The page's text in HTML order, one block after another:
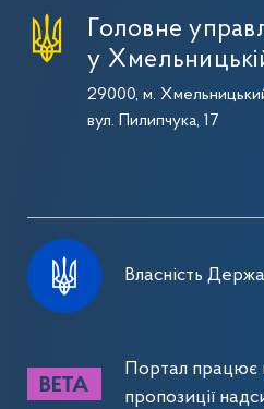
Головне
у
29000, м.
вул. Пилипчука, 17
Власність
Портал працює
пропозиції